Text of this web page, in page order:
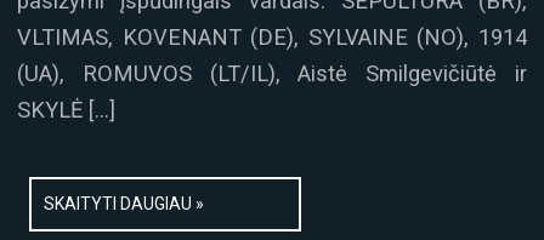
VLTIMAS, KOVENANT (DE), SYLVAINE (NO), 1914
(UA), ROMUVOS (LT/IL), Aistė Smilgevičiūtė ir
SKYLĖ […]
SKAITYTI DAUGIAU »